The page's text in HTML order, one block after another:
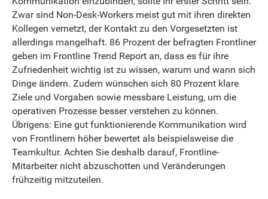
Zwar sind Non-Desk-Workers meist gut mit ihren direkten
Kollegen vernetzt, der Kontakt zu den Vorgesetzten ist
allerdings mangelhaft. 86 Prozent der befragten Frontliner
geben im Frontline Trend Report an, dass es für ihre
Zufriedenheit wichtig ist zu wissen, warum und wann sich
Dinge ändern. Zudem wünschen sich 80 Prozent klare
Ziele und Vorgaben sowie messbare Leistung, um die
operativen Prozesse besser verstehen zu können.
Übrigens: Eine gut funktionierende Kommunikation wird
von Frontlinern höher bewertet als beispielsweise die
Teamkultur. Achten Sie deshalb darauf, Frontline-
Mitarbeiter nicht abzuschotten und Veränderungen
frühzeitig mitzuteilen.